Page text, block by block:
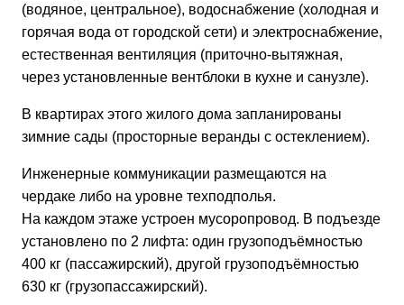
(водяное, центральное), водоснабжение (холодная и
горячая вода от городской сети) и электроснабжение,
естественная вентиляция (приточно-вытяжная,
через установленные вентблоки в кухне и санузле).
В квартирах этого жилого дома запланированы
зимние сады (просторные веранды с остеклением).
Инженерные коммуникации размещаются на
чердаке либо на уровне техподполья.
На каждом этаже устроен мусоропровод. В подъезде
установлено по 2 лифта: один грузоподъёмностью
400 кг (пассажирский), другой грузоподъёмностью
630 кг (грузопассажирский).